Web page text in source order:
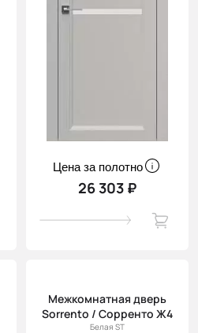
Цена за полотно
26 303 ₽
Межкомнатная дверь
Sorrento / Сорренто Ж4
Белая ST